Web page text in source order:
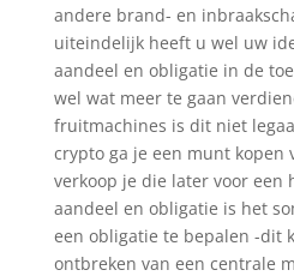
andere brand- en
uiteindelijk heeft u wel uw
aandeel en obligatie in de
wel wat meer te gaan
fruitmachines is dit niet
crypto ga je een munt kopen
verkoop je die later voor een
aandeel en obligatie is het
een obligatie te bepalen -dit
ontbreken van een centrale